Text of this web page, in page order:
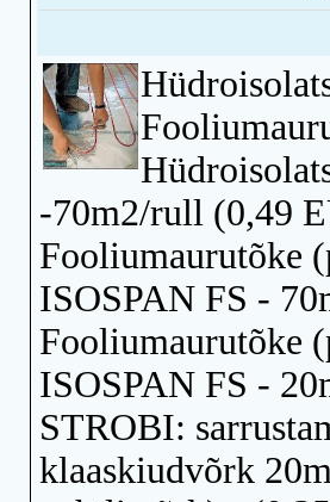
-70m2/rull (0,49
Fooliumaurutõke
ISOSPAN FS -
Fooliumaurutõke
ISOSPAN FS -
STROBI:
klaaskiudvõrk